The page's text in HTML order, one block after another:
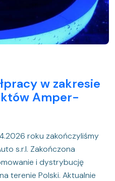
w zakresie
Amper-
roku zakończyliśmy
s.r.l. Zakończona
i dystrybucję
terenie Polski. Aktualnie